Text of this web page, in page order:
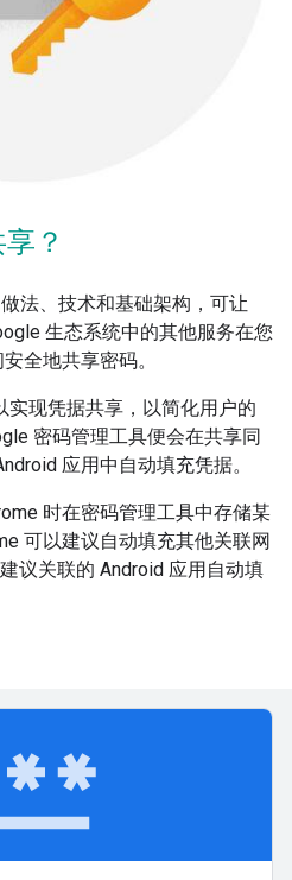
？
法、技术和基础架构，可让
生态系统中的其他服务在您
全地共享密码。
实现凭据共享，以简化用户的
密码管理工具便会在共享同
应用中自动填充凭据。
时在密码管理工具中存储某
可以建议自动填充其他关联网
议关联的 Android 应用自动填